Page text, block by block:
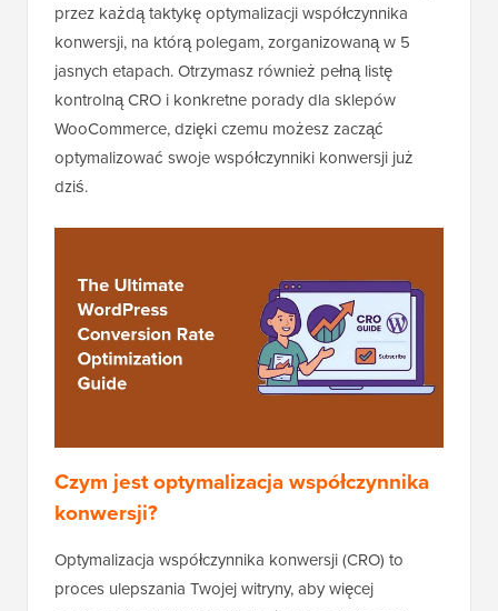
przez każdą taktykę optymalizacji współczynnika
konwersji, na którą polegam, zorganizowaną w 5
jasnych etapach. Otrzymasz również pełną listę
kontrolną CRO i konkretne porady dla sklepów
WooCommerce, dzięki czemu możesz zacząć
optymalizować swoje współczynniki konwersji już
dziś.
Czym jest optymalizacja współczynnika
konwersji?
Optymalizacja współczynnika konwersji (CRO) to
proces ulepszania Twojej witryny, aby więcej